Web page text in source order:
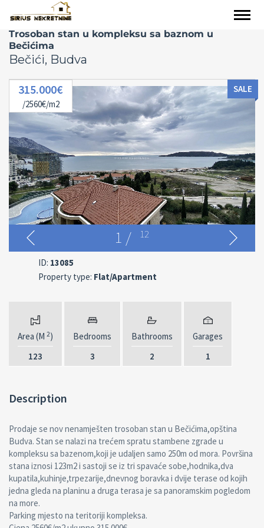
Trosoban stan u kompleksu sa baznom u
Bečićima
Bečići, Budva
315.000€
/2560€/m2
SALE
1 / 12
ID: 13085
Property type: Flat/Apartment
Area (M 2)
123
Bedrooms
3
Bathrooms
2
Garages
1
Description
Prodaje se nov nenamješten trosoban stan u Bečićima,opština
Budva. Stan se nalazi na trećem spratu stambene zgrade u
kompleksu sa bazenom,koji je udaljen samo 250m od mora. Površina
stana iznosi 123m2 i sastoji se iz tri spavaće sobe,hodnika,dva
kupatila,kuhinje,trpezarije,dnevnog boravka i dvije terase od kojih
jedna gleda na planinu a druga terasa je sa panoramskim pogledom
na more.
Parking mjesto na teritoriji kompleksa.